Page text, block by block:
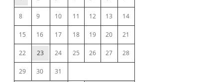
b
a
r
8 9 10 11 12 13 14
15 16 17 18 19 20 21
22 23 24 25 26 27 28
29 30 31